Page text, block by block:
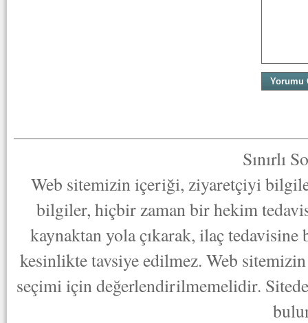
Sınırlı
Web sitemizin içeriği, ziyaretçiyi
bilgiler, hiçbir zaman bir hekim
kaynaktan yola çıkarak, ilaç
kesinlikte tavsiye edilmez. Web
seçimi için değerlendirilmemelidir.